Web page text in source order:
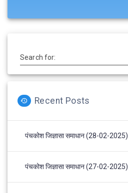
Search for:
Recent Posts
पंचकोश जिज्ञासा समाधान (28-02-2025)
पंचकोश जिज्ञासा समाधान (27-02-2025)